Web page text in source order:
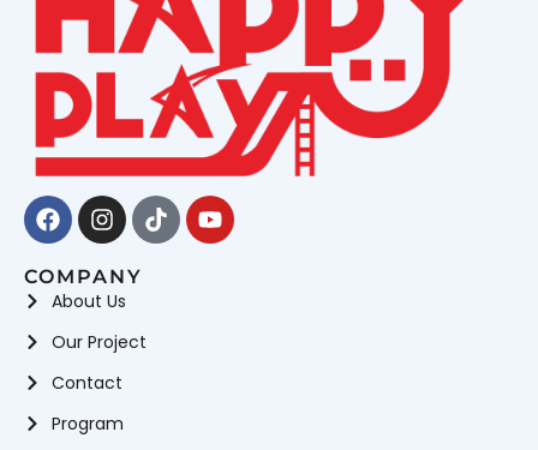
Facebook
Instagram
TiktokYoutube
COMPANY
About Us
Our Project
Contact
Program